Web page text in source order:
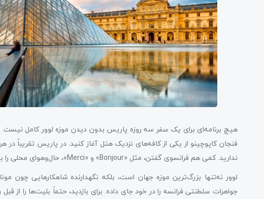
هیچ برنامه‌ای برای یک سفر سه روزه پاریس بدون دیدن موزه لوور کامل نیست.
فنجان کاپوچینو از یکی از کافه‌های نزدیک هتل آغاز کنید. در پاریس تقریباً
ندارید. کمی هم فرانسوی گفتن، مثل «Bonjour» و «Merci»، حال‌وهوای محلی را به برنامه اضافه می‌کند.
لوور نه‌تنها بزرگ‌ترین موزه جهان است، بلکه نگهدارنده شاهکارهایی چون
جواهرات سلطنتی فرانسه را در خود جای داده. برای بازدید، حتماً بلیت‌ها را از